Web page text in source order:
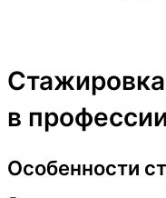
в
Особенности